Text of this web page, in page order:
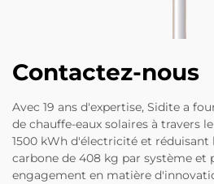
Contactez-nous
Avec 19 ans d'expertise, Sidite a
de chauffe-eaux solaires à travers
1500 kWh d'électricité et réduisant
carbone de 408 kg par système et
engagement en matière